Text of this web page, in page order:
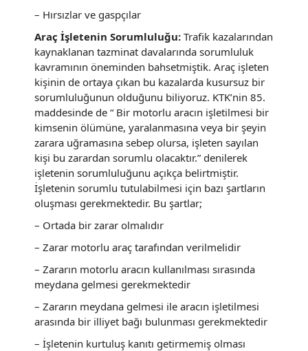
– Hırsızlar ve gaspçılar
Araç İşletenin Sorumluluğu: Trafik kazalarından
kaynaklanan tazminat davalarında sorumluluk
kavramının öneminden bahsetmiştik. Araç işleten
kişinin de ortaya çıkan bu kazalarda kusursuz bir
sorumluluğunun olduğunu biliyoruz. KTK’nin 85.
maddesinde de “ Bir motorlu aracın işletilmesi bir
kimsenin ölümüne, yaralanmasına veya bir şeyin
zarara uğramasına sebep olursa, işleten sayılan
kişi bu zarardan sorumlu olacaktır.” denilerek
işletenin sorumluluğunu açıkça belirtmiştir.
İşletenin sorumlu tutulabilmesi için bazı şartların
oluşması gerekmektedir. Bu şartlar;
– Ortada bir zarar olmalıdır
– Zarar motorlu araç tarafından verilmelidir
– Zararın motorlu aracın kullanılması sırasında
meydana gelmesi gerekmektedir
– Zararın meydana gelmesi ile aracın işletilmesi
arasında bir illiyet bağı bulunması gerekmektedir
– İşletenin kurtuluş kanıtı getirmemiş olması